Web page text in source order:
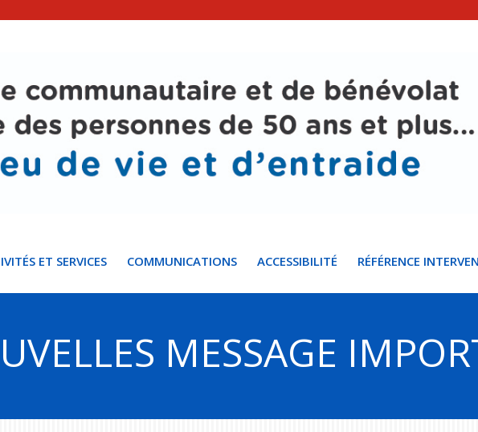
ET SERVICES COMMUNICATIONS ACCESSIBILITÉ RÉFÉRENCE
MESSAGE